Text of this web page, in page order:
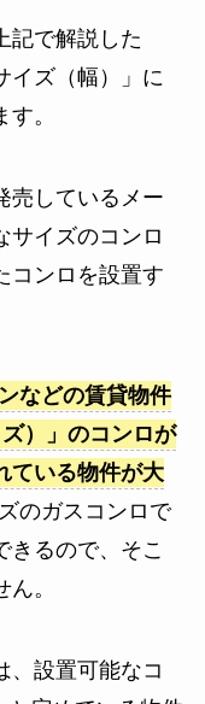
記で解説した
イズ（幅）」に
。
売しているメー
サイズのコンロ
コンロを設置す
などの賃貸物件
）」のコンロが
ている物件が大
のガスコンロで
きるので、そこ
。
、設置可能なコ